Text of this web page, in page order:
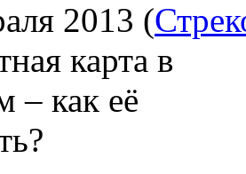
2013 (